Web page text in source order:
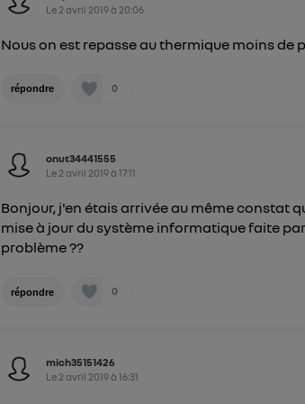
Le 2 avril 2019à 20:06
Nous on est repasse au thermique moins de
répondre 0
onut34441555
Le 2 avril 2019à17:11
Bonjour, j'en étais arrivée au même constat
mise à jour du système informatique faite
problème ??
répondre 0
mich35151426
Le 2 avril 2019à16:31